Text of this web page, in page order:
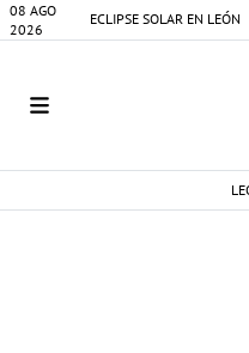
08 AGO
2026
ECLIPSE SOLAR EN LEÓN